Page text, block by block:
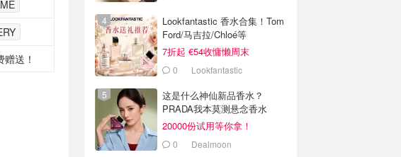
送！
Lookfantastic 香水合集！Tom
Ford/马吉拉/Chloé等
7折起 €54收慵懒周末
0 Lookfantastic
这是什么神仙新品香水？
PRADA我本莫测悬念香水
20000份试用等你拿！
0 Dealmoon